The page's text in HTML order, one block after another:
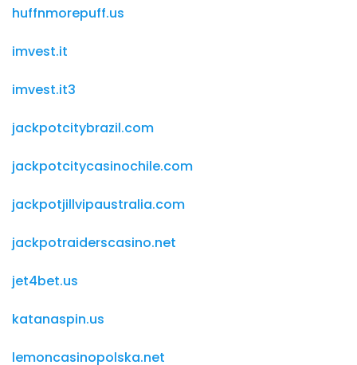
huffnmorepuff.us
imvest.it
imvest.it3
jackpotcitybrazil.com
jackpotcitycasinochile.com
jackpotjillvipaustralia.com
jackpotraiderscasino.net
jet4bet.us
katanaspin.us
lemoncasinopolska.net